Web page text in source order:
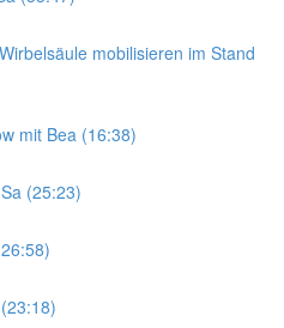
mobilisieren im Stand
mit Bea (16:38)
(25:23)